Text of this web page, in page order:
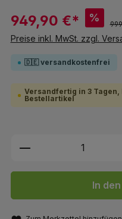
949,90 €* %
Preise inkl. MwSt. zzgl.
🇩🇪 versandkostenfrei
Versandfertig in 3
Bestellartikel
Produkt
In